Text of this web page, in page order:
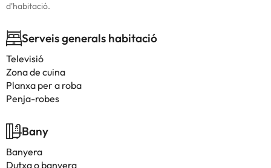
d'habitació.
Serveis generals habitació
Televisió
Zona de cuina
Planxa per a roba
Penja-robes
Bany
Banyera
Dutxa o banyera